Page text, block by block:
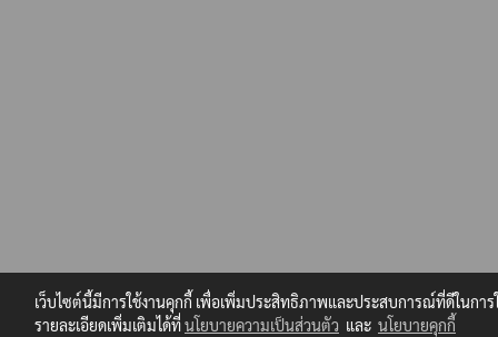
เว็บไซต์นี้มีการใช้งานคุกกี้ เพื่อเพิ่มประสิทธิภาพและประสบการณ์ที่ดีในกา
รายละเอียดเพิ่มเติมได้ที่นโยบายความเป็นส่วนตัว และ นโยบายคุกกี้